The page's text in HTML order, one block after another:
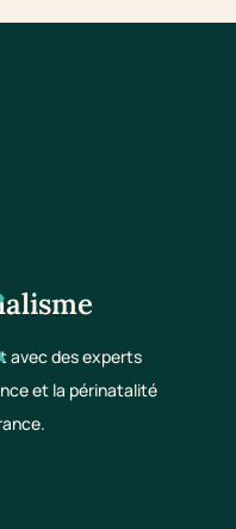
avec des experts
et la périnatalité